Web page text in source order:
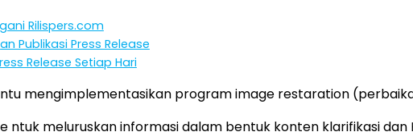
Rilispers.com
Publikasi Press Release
Release Setiap Hari
mengimplementasikan program image restaration
meluruskan informasi dalam bentuk konten klarifikasi dan